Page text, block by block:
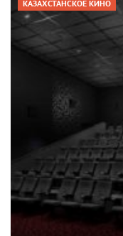
КАЗАХСТАНСКОЕ КИНО